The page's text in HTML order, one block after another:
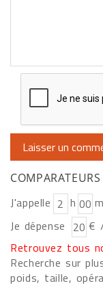
COMPARATEURS
J'appelle h
Je dépense
€
Retrouvez tous
Recherche sur
poids, taille,